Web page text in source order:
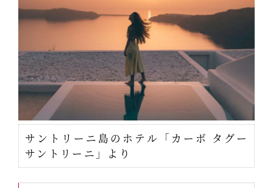
サントリーニ島のホテル「カーボ タグー
サントリーニ」より